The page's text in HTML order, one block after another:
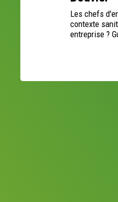
Les chefs
contexte
entreprise ?